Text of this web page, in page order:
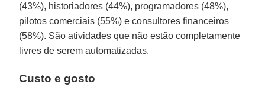
(43%), historiadores (44%), programadores (48%),
pilotos comerciais (55%) e consultores financeiros
(58%). São atividades que não estão completamente
livres de serem automatizadas.
Custo e gosto